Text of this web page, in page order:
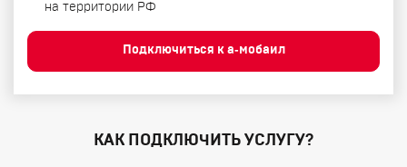
на территории РФ
Подключиться к а‑мобаил
КАК ПОДКЛЮЧИТЬ УСЛУГУ?